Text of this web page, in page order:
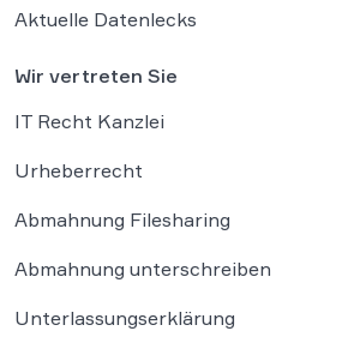
Aktuelle Datenlecks
Wir vertreten Sie
IT Recht Kanzlei
Urheberrecht
Abmahnung Filesharing
Abmahnung unterschreiben
Unterlassungserklärung